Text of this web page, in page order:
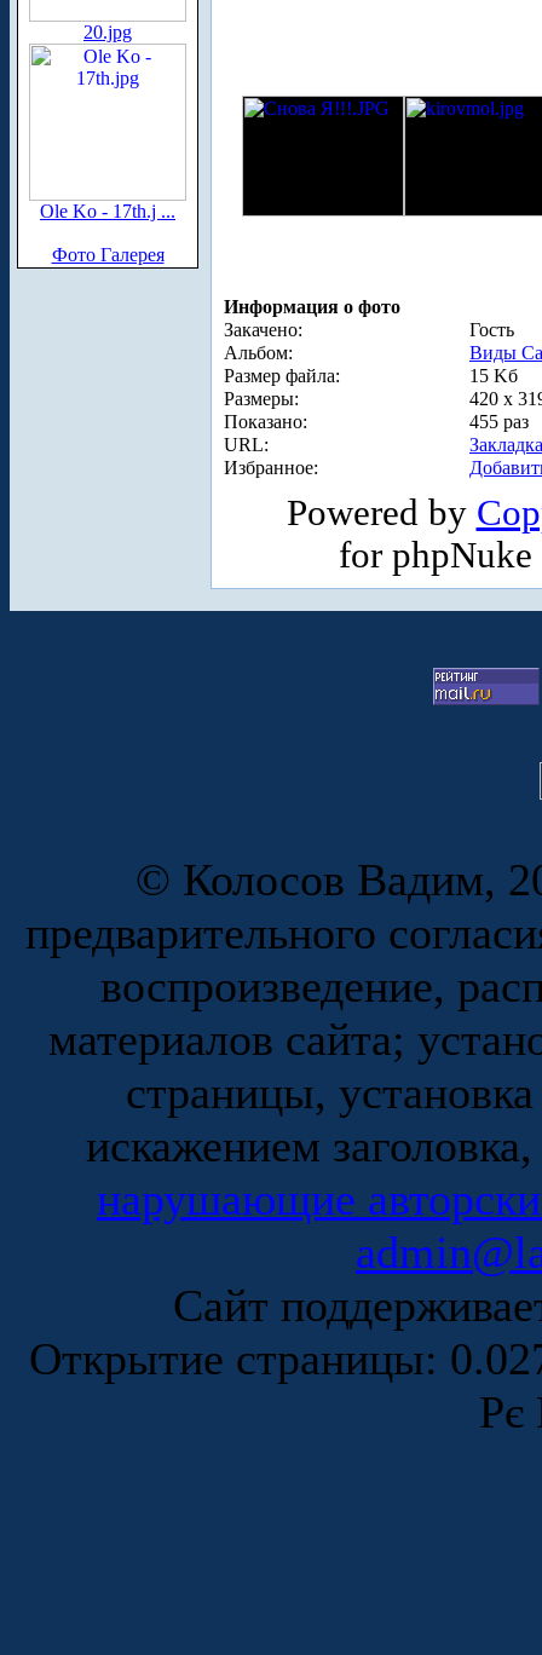
20.jpg
Ole Ko - 17th.j ...
Фото Галерея
Информация о фото
Закачено:
Гость
Альбом:
Виды
Размер файла:
15 Kб
Размеры:
420 x
Показано:
455 раз
URL:
Избранное:
Powered by
for
© Колосов Вадим,
предварительного
воспроизведение,
материалов сайта;
страницы,
искажением
нарушающие
Сайт
Открытие страницы:
Рє